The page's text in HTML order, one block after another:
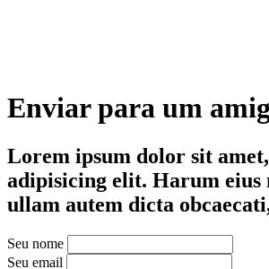
Enviar para um
Lorem ipsum dolor sit
adipisicing elit. Harum eius
ullam autem dicta
Seu nome
Seu email